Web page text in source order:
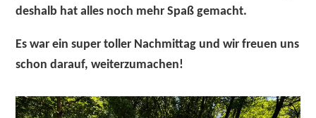
deshalb hat alles noch mehr Spaß gemacht.
Es war ein super toller Nachmittag und wir freuen uns
schon darauf, weiterzumachen!